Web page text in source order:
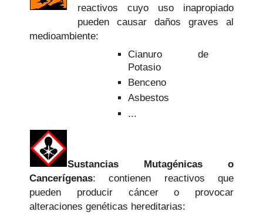
reactivos cuyo uso inapropiado
pueden causar daños graves al
medioambiente:
Cianuro de
Potasio
Benceno
Asbestos
Sustancias Mutagénicas o
Cancerígenas: contienen reactivos que
pueden producir cáncer o provocar
alteraciones genéticas hereditarias: